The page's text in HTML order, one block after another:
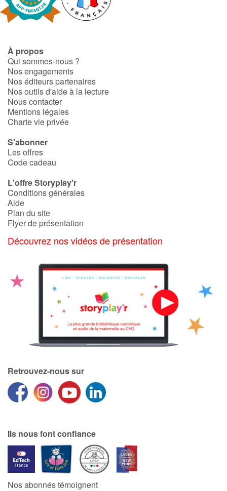
Fable, mythe, littérature et poésie
Ogres, monstres et sorcières
Héroïnes et héros
Écologie, nature, saisons
Les animaux
Voyage, épopée, enquête, aventure
Autour du monde
Apprentissage
Art, espace, activité
En famille
Quotidien et loisirs
Amour et amitié
Sujets de société
Formats et illustrations
Catalogue anglais
À propos
Qui sommes-nous ?
Nos engagements
Nos éditeurs partenaires
Nos outils d'aide à la lecture
Nous contacter
Mentions légales
Charte vie privée
S'abonner
Les offres
Code cadeau
L'offre Storyplay'r
Conditions générales
Aide
Plan du site
Flyer de présentation
Découvrez nos vidéos de présentation
Retrouvez-nous sur
Ils nous font confiance
Nos abonnés témoignent